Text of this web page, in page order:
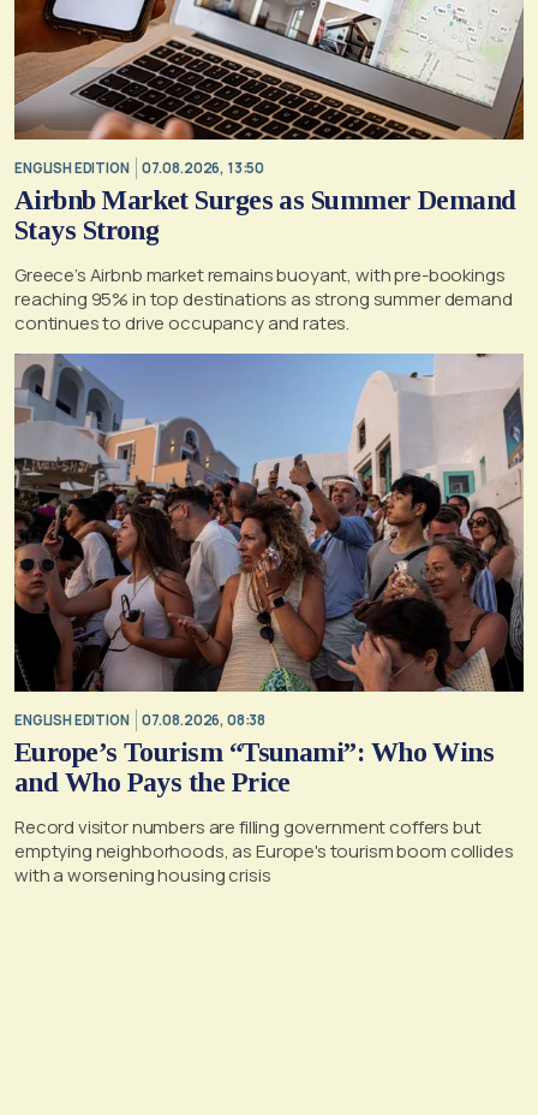
ENGLISH EDITION 07.08.2026, 13:50
Airbnb Market Surges as Summer Demand
Stays Strong
Greece’s Airbnb market remains buoyant, with pre-bookings
reaching 95% in top destinations as strong summer demand
continues to drive occupancy and rates.
ENGLISH EDITION 07.08.2026, 08:38
Europe’s Tourism “Tsunami”: Who Wins
and Who Pays the Price
Record visitor numbers are filling government coffers but
emptying neighborhoods, as Europe's tourism boom collides
with a worsening housing crisis